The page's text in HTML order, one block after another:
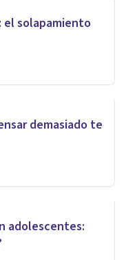
el solapamiento
demasiado te
adolescentes: